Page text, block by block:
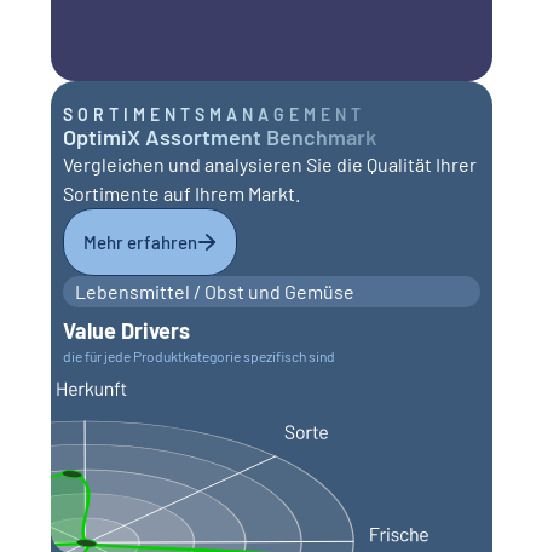
SORTIMENTSMANAGEMENT
OptimiX Assortment Benchmark
Vergleichen und analysieren Sie die Qualität Ihrer
Sortimente auf Ihrem Markt.
Mehr erfahren
Lebensmittel / Obst und Gemüse
Value Drivers
die für jede Produktkategorie spezifisch sind